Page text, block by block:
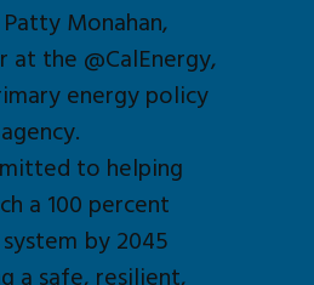
Monahan,
at the @CalEnergy,
energy policy
to helping
a 100 percent
by 2045
a safe, resilient,